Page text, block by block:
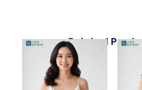
Related